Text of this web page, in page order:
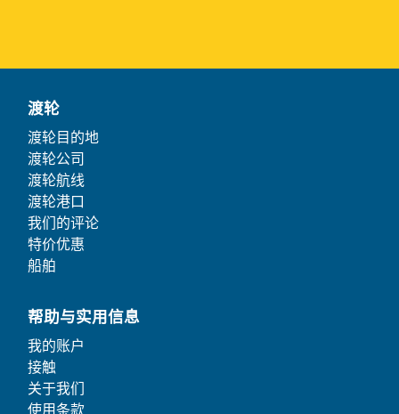
渡轮
渡轮目的地
渡轮公司
渡轮航线
渡轮港口
我们的评论
特价优惠
船舶
帮助与实用信息
我的账户
接触
关于我们